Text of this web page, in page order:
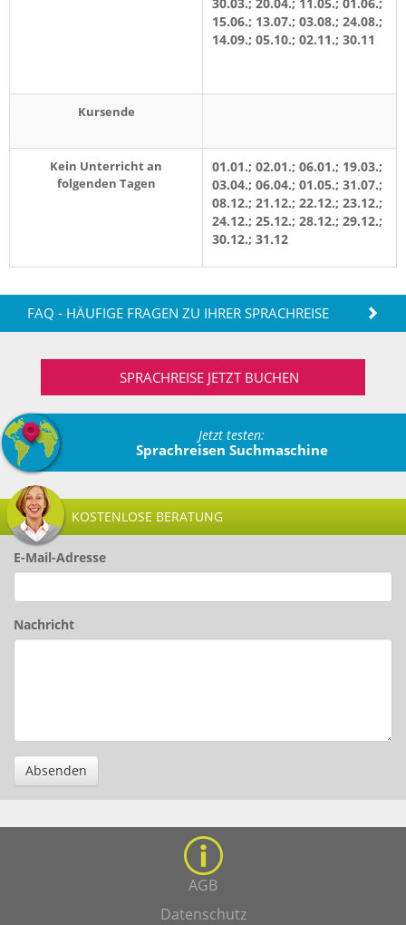
15.06.; 13.07.; 03.08.; 24.08.;
14.09.; 05.10.; 02.11.; 30.11
Kursende
Kein Unterricht an
folgenden Tagen
01.01.; 02.01.; 06.01.; 19.03.;
03.04.; 06.04.; 01.05.; 31.07.;
08.12.; 21.12.; 22.12.; 23.12.;
24.12.; 25.12.; 28.12.; 29.12.;
30.12.; 31.12
FAQ - HÄUFIGE FRAGEN ZU IHRER SPRACHREISE
SPRACHREISE JETZT BUCHEN
Jetzt testen:
Sprachreisen Suchmaschine
KOSTENLOSE BERATUNG
E-Mail-Adresse
Nachricht
Absenden
AGB
Datenschutz